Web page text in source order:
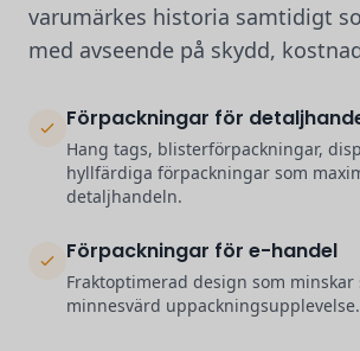
varumärkes historia samtidigt
med avseende på skydd,
Förpackningar för
Hang tags, blisterförpackningar,
hyllfärdiga förpackningar som
detaljhandeln.
Förpackningar för e-handel
Fraktoptimerad design som minskar
minnesvärd uppackningsupplevelse.